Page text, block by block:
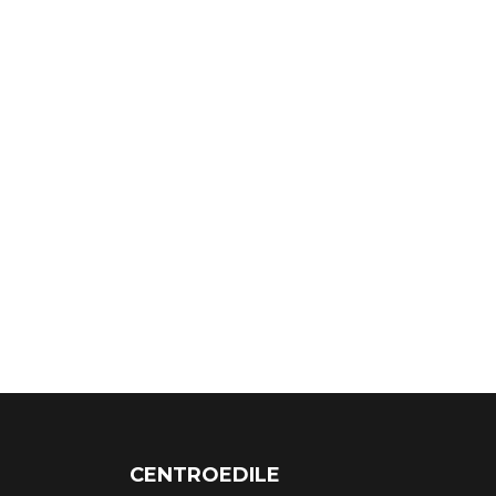
CENTROEDILE